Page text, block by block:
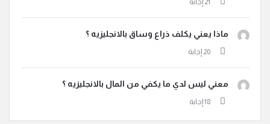
ماذا يعني يكلف ذراع وساق بالانجليزيه ؟
معني ليس لدي ما يكفي من المال بالانجليزيه ؟